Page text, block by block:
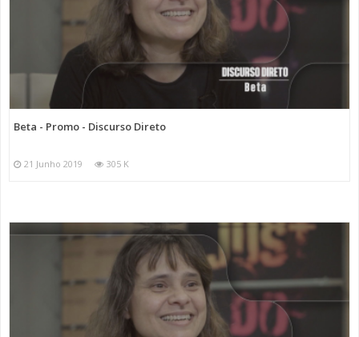
Beta - Promo - Discurso Direto
21 Junho 2019 305 K